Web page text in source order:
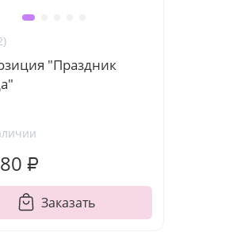
"Праздник
₽
Заказать